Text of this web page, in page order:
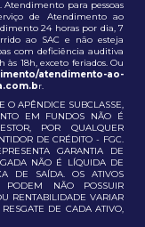
Atendimento para pessoas
de Atendimento ao
24 horas por dia, 7
ao SAC e não esteja
com deficiência auditiva
às 18h, exceto feriados. Ou
atendimento-ao-
r.
O APÊNDICE SUBCLASSE,
EM FUNDOS NÃO É
POR QUALQUER
DE CRÉDITO - FGC.
GARANTIA DE
NÃO É LÍQUIDA DE
DE SAÍDA. OS ATIVOS
PODEM NÃO POSSUIR
RENTABILIDADE VARIAR
DE CADA ATIVO,